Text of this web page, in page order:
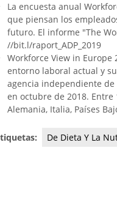
La encuesta anual
que piensan los
futuro. El informe "The
//bit.l/raport_ADP_2019
Workforce View in
entorno laboral actual y
agencia independiente
en octubre de 2018.
Alemania, Italia, Países
De Dieta Y La